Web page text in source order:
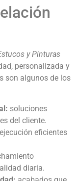
y Pinturas
personalizada y
son algunos de los
soluciones
del cliente.
eficientes
diaria.